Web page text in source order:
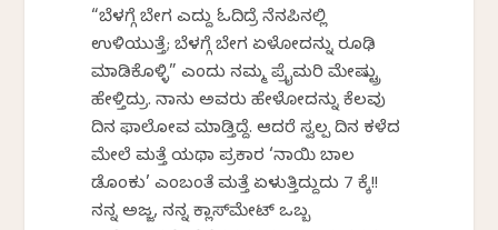
“ಬೆಳಗ್ಗೆ ಬೇಗ ಎದ್ದು ಓದಿದ್ರೆ ನೆನಪಿನಲ್ಲಿ
ಉಳಿಯುತ್ತೆ; ಬೆಳಗ್ಗೆ ಬೇಗ ಏಳೋದನ್ನು ರೂಢಿ
ಮಾಡಿಕೊಳ್ಳಿ” ಎಂದು ನಮ್ಮ ಪ್ರೈಮರಿ ಮೇಷ್ಟ್ರು
ಹೇಳ್ತಿದ್ರು. ನಾನು ಅವರು ಹೇಳೋದನ್ನು ಕೆಲವು
ದಿನ ಫಾಲೋವ ಮಾಡ್ತಿದ್ದೆ. ಆದರೆ ಸ್ವಲ್ಪ ದಿನ ಕಳೆದ
ಮೇಲೆ ಮತ್ತೆ ಯಥಾ ಪ್ರಕಾರ ‘ನಾಯಿ ಬಾಲ
ಡೊಂಕು’ ಎಂಬಂತೆ ಮತ್ತೆ ಏಳುತ್ತಿದ್ದುದು 7 ಕ್ಕೆ!!
ನನ್ನ ಅಜ್ಜ, ನನ್ನ ಕ್ಲಾಸ್‌ಮೇಟ್ ಒಬ್ಬ